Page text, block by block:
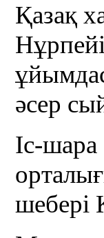
Қазақ
әсер
Іс-
шебері